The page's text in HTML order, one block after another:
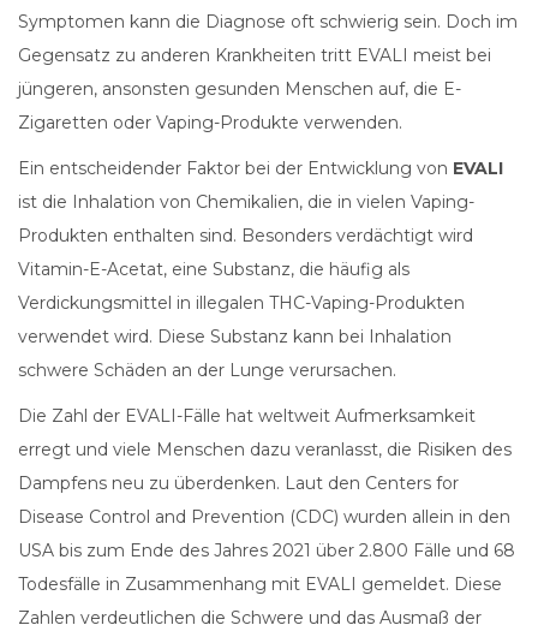
Symptomen kann die Diagnose oft schwierig sein. Doch im
Gegensatz zu anderen Krankheiten tritt EVALI meist bei
jüngeren, ansonsten gesunden Menschen auf, die E-
Zigaretten oder Vaping-Produkte verwenden.
Ein entscheidender Faktor bei der Entwicklung von EVALI
ist die Inhalation von Chemikalien, die in vielen Vaping-
Produkten enthalten sind. Besonders verdächtigt wird
Vitamin-E-Acetat, eine Substanz, die häufig als
Verdickungsmittel in illegalen THC-Vaping-Produkten
verwendet wird. Diese Substanz kann bei Inhalation
schwere Schäden an der Lunge verursachen.
Die Zahl der EVALI-Fälle hat weltweit Aufmerksamkeit
erregt und viele Menschen dazu veranlasst, die Risiken des
Dampfens neu zu überdenken. Laut den Centers for
Disease Control and Prevention (CDC) wurden allein in den
USA bis zum Ende des Jahres 2021 über 2.800 Fälle und 68
Todesfälle in Zusammenhang mit EVALI gemeldet. Diese
Zahlen verdeutlichen die Schwere und das Ausmaß der